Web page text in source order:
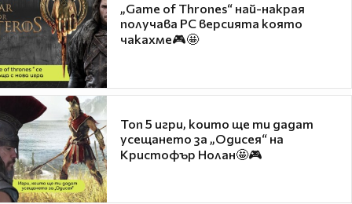
„Game of Thrones“ най-накрая
получава PC версията която
чакахме🎮🤩
Топ 5 игри, които ще ти дадат
усещането за „Одисея“ на
Кристофър Нолан🤩🎮